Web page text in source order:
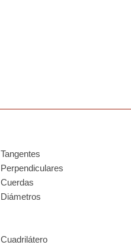
Tangentes
Perpendiculares
Cuerdas
Diámetros
Cuadrilátero